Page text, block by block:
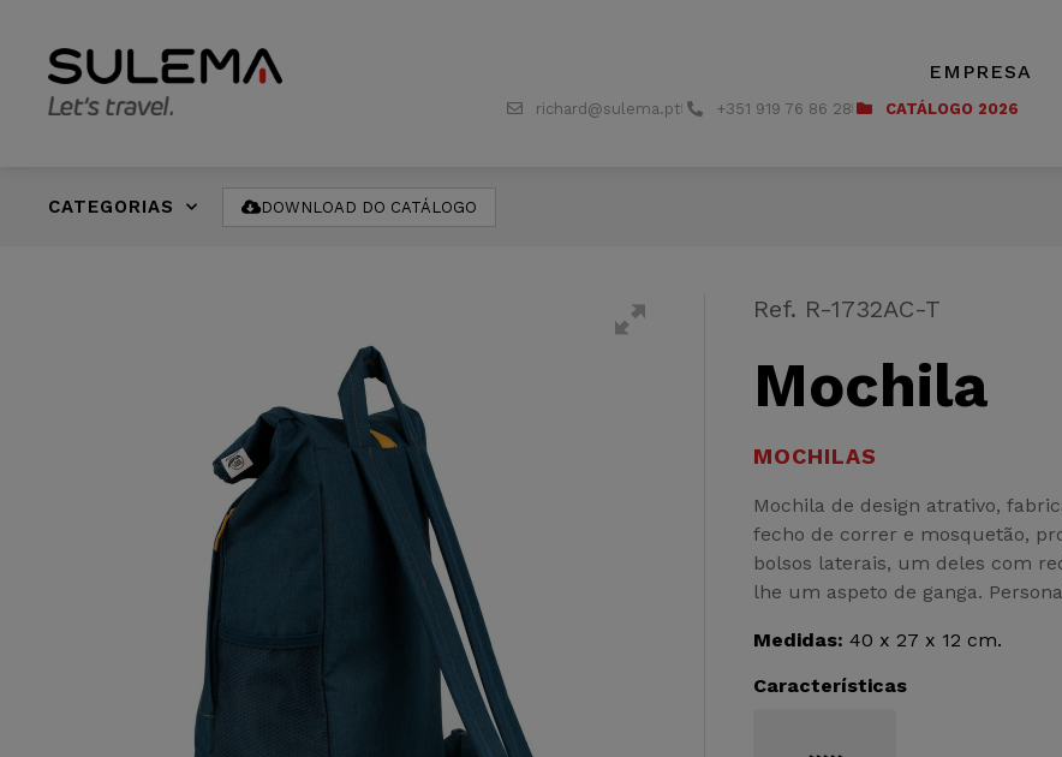
EMPRESA
richard@sulema.pt +351 919 76 86 28 CATÁLOGO 2026
CATEGORIAS DOWNLOAD DO CATÁLOGO
Ref. R-1732AC-T
Mochila
MOCHILAS
Mochila de design atrativo,
fecho de correr e mosquetão,
bolsos laterais, um deles com
lhe um aspeto de ganga.
Medidas: 40 x 27 x 12 cm.
Características